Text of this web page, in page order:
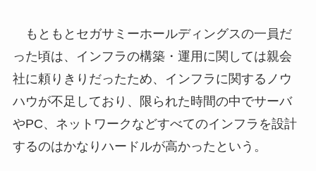
もともとセガサミーホールディングスの一員だ
った頃は、インフラの構築・運用に関しては親会
社に頼りきりだったため、インフラに関するノウ
ハウが不足しており、限られた時間の中でサーバ
やPC、ネットワークなどすべてのインフラを設計
するのはかなりハードルが高かったという。